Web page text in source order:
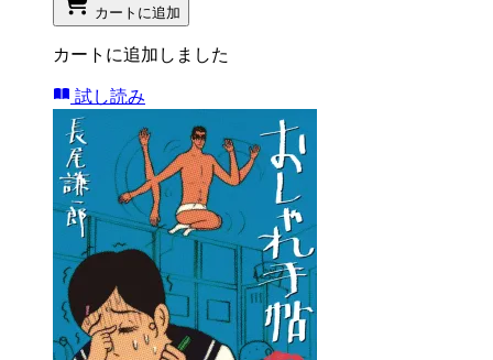
カートに追加
カートに追加しました
試し読み